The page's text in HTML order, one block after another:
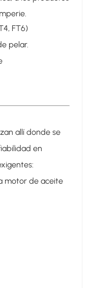
FT6)
pelar.
allí donde se
en
motor de aceite